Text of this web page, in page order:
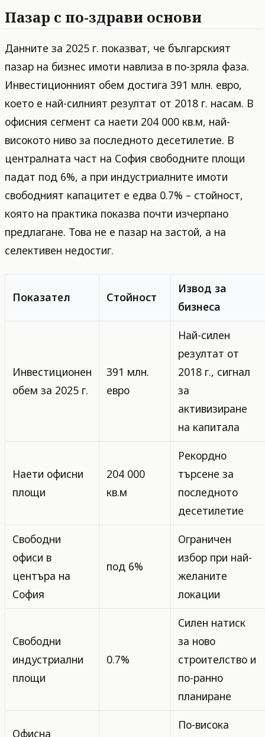
Пазар с по-здрави основи
Данните за 2025 г. показват, че българският
пазар на бизнес имоти навлиза в по-зряла фаза.
Инвестиционният обем достига 391 млн. евро,
което е най-силният резултат от 2018 г. насам. В
офисния сегмент са наети 204 000 кв.м, най-
високото ниво за последното десетилетие. В
централната част на София свободните площи
падат под 6%, а при индустриалните имоти
свободният капацитет е едва 0.7% – стойност,
която на практика показва почти изчерпано
предлагане. Това не е пазар на застой, а на
селективен недостиг.
Показател Стойност
Извод за
бизнеса
Инвестиционен
обем за 2025 г.
391 млн.
евро
Най-силен
резултат от
2018 г., сигнал
за
активизиране
на капитала
Наети офисни
площи
204 000
кв.м
Рекордно
търсене за
последното
десетилетие
Свободни
офиси в
центъра на
София
под 6%
Ограничен
избор при най-
желаните
локации
Свободни
индустриални
площи
0.7%
Силен натиск
за ново
строителство и
по-ранно
планиране
Офисна
По-висока